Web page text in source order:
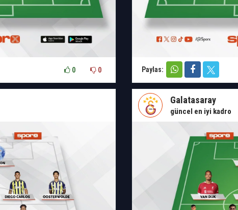
0 0 Paylas:
Galatasaray
güncel en iyi kadro